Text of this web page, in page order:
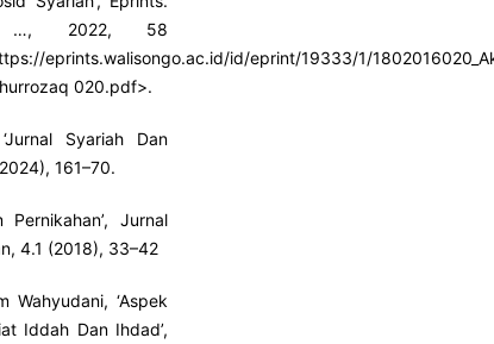
…, 2022, 58
eprints.walisongo.ac.id/id/eprint/19333/1/
020.pdf>.
Syariah Dan
161–70.
Jurnal
4.1 (2018), 33–42
Wahyudani, ‘Aspek
Iddah Dan Ihdad’,